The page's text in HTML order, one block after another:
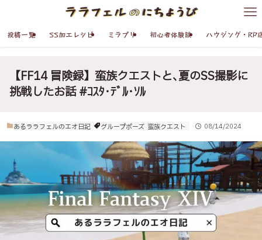
投稿一覧 SS加工レシピ ミラプリ 初心者体験談 ハウジング・RP
【FF14 冒険録】蛮族クエストと､夏のSS撮影に
挑戦したお話 #ｺｽﾀ･ﾃﾞﾙ･ｿﾙ
あるララフェルのエオ日記 グループポーズ 蛮族クエスト 08/14/2024